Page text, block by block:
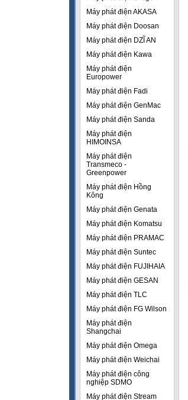
Máy phát điện AKASA
Máy phát điện Doosan
Máy phát điện DZĨ AN
Máy phát điện Kawa
Máy phát điện
Europower
Máy phát điện Fadi
Máy phát điện GenMac
Máy phát điện Sanda
Máy phát điện
HIMOINSA
Máy phát điện
Transmeco -
Greenpower
Máy phát điện Hồng
Kông
Máy phát điện Genata
Máy phát điện Komatsu
Máy phát điện PRAMAC
Máy phát điện Suntec
Máy phát điện FUJIHAIA
Máy phát điện GESAN
Máy phát điện TLC
Máy phát điện FG Wilson
Máy phát điện
Shangchai
Máy phát điện Omega
Máy phát điện Weichai
Máy phát điện công
nghiệp SDMO
Máy phát điện Stream